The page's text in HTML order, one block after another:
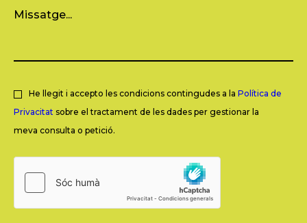
He llegit i accepto les condicions contingudes a la Política de
Privacitat sobre el tractament de les dades per gestionar la
meva consulta o petició.